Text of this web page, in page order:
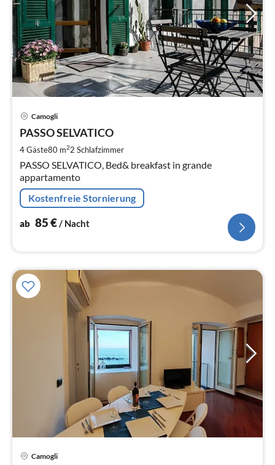
Camogli
PASSO SELVATICO
4 Gäste80 m22 Schlafzimmer
PASSO SELVATICO, Bed& breakfast in grande
appartamento
Kostenfreie Stornierung
ab 85€/ Nacht
Camogli